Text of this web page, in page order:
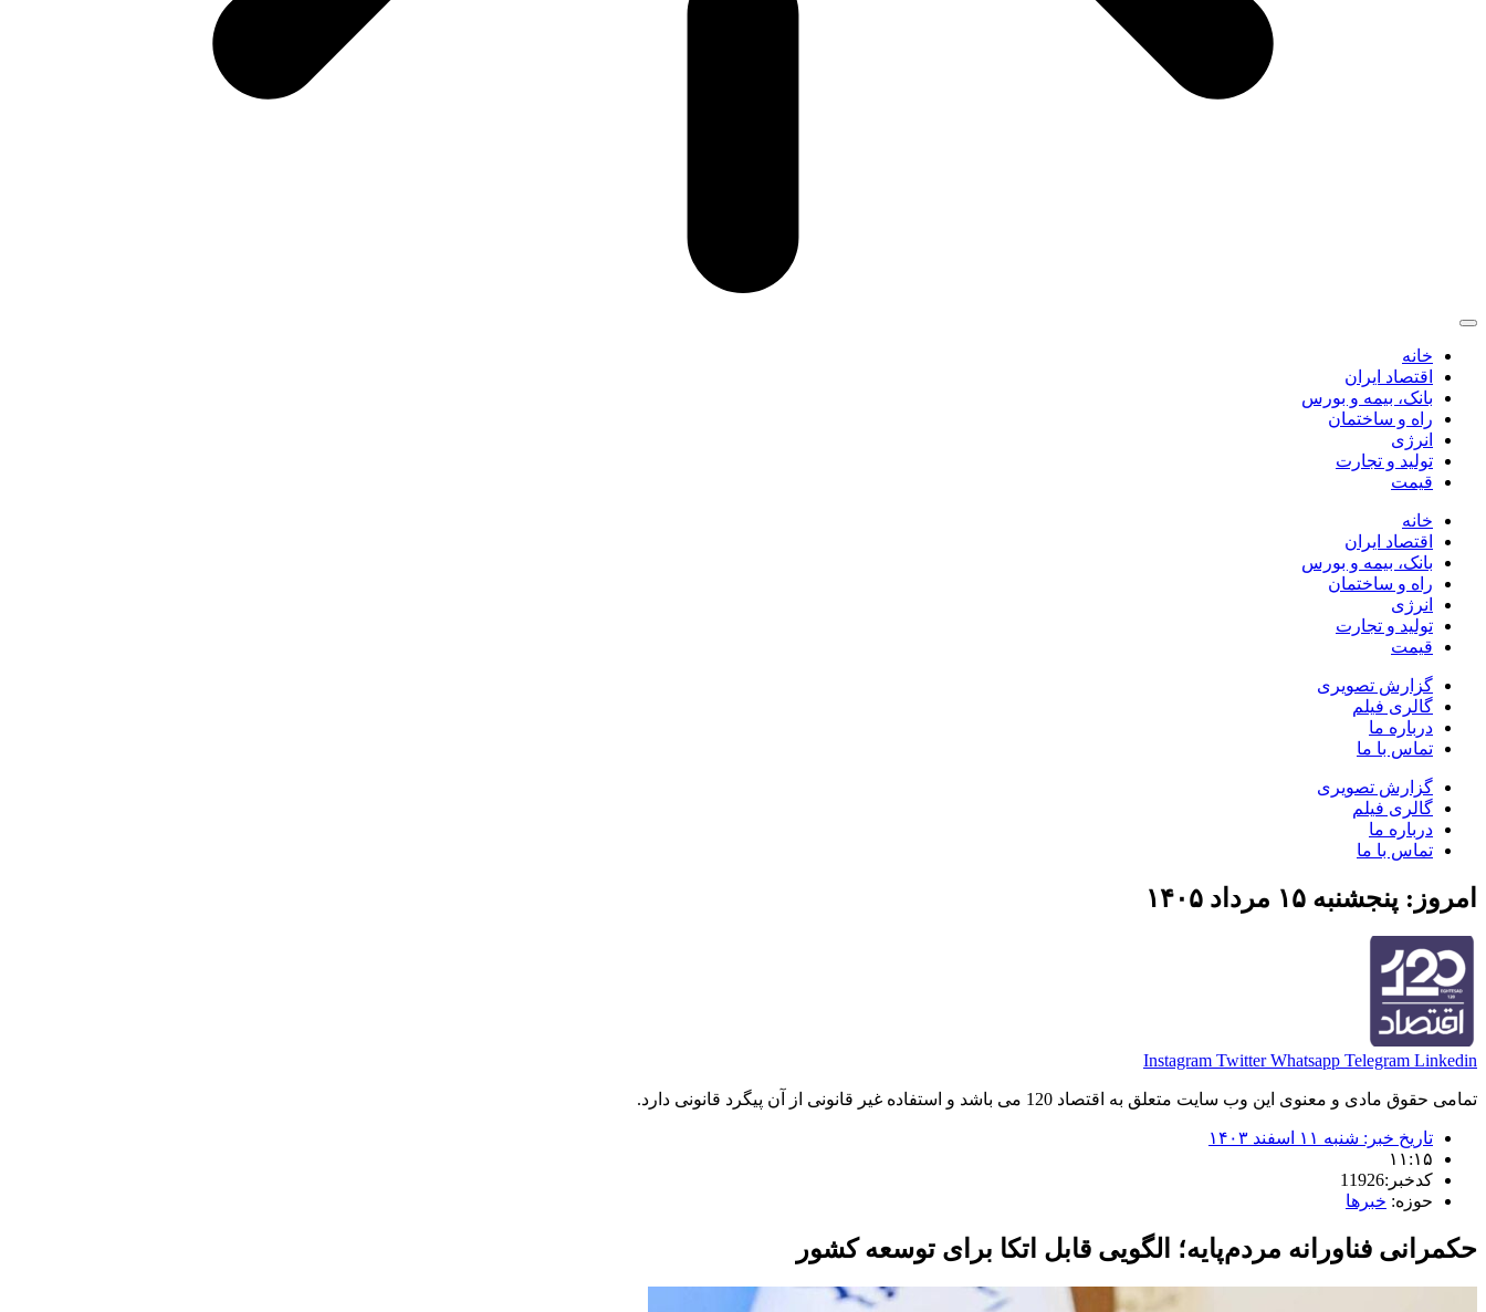
خانه
اقتصاد ایران
بانک، بیمه و بورس
راه و ساختمان
انرژی
تولید و تجارت
قیمت
خانه
اقتصاد ایران
بانک، بیمه و بورس
راه و ساختمان
انرژی
تولید و تجارت
قیمت
گزارش تصویری
گالری فیلم
درباره ما
تماس با ما
گزارش تصویری
گالری فیلم
درباره ما
تماس با ما
امروز: پنجشنبه ۱۵ مرداد ۱۴۰۵
Instagram Twitter Whatsapp Telegram Linkedin
تمامی حقوق مادی و معنوی این وب سایت متعلق به اقتصاد 120 می باشد و استفاده غیر قانونی از آن پیگرد قانونی دارد.
تاریخ خبر: شنبه ۱۱ اسفند ۱۴۰۳
۱۱:۱۵
کدخبر:11926
حوزه: خبرها
حکمرانی فناورانه مردم‌پایه؛ الگویی قابل اتکا برای توسعه کشور